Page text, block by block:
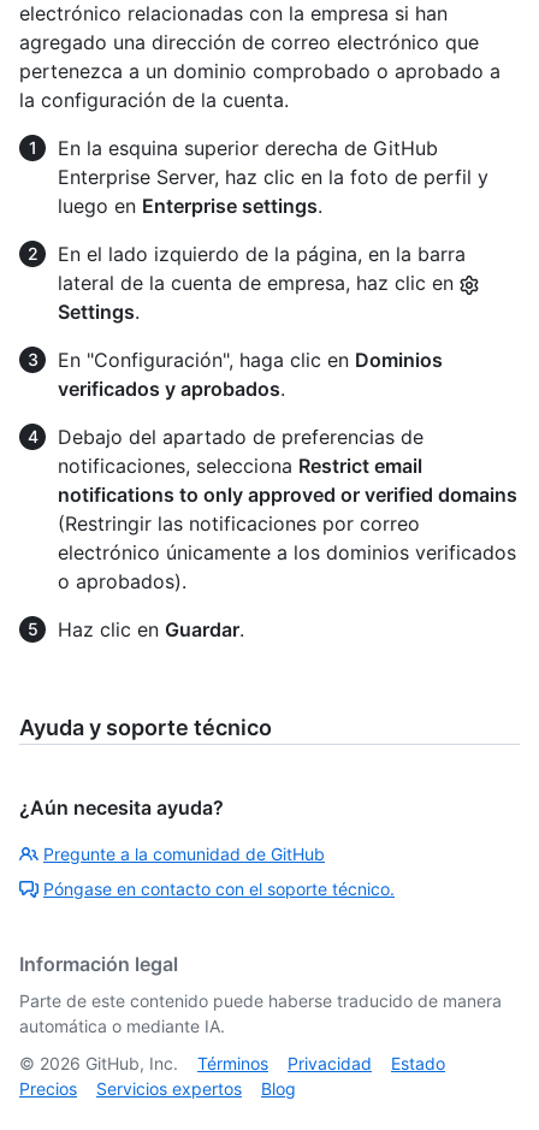
electrónico relacionadas con la empresa si han
agregado una dirección de correo electrónico que
pertenezca a un dominio comprobado o aprobado a
la configuración de la cuenta.
En la esquina superior derecha de GitHub
Enterprise Server, haz clic en la foto de perfil y
luego en Enterprise settings.
En el lado izquierdo de la página, en la barra
lateral de la cuenta de empresa, haz clic en
Settings.
En "Configuración", haga clic en Dominios
verificados y aprobados.
Debajo del apartado de preferencias de
notificaciones, selecciona Restrict email
notifications to only approved or verified domains
(Restringir las notificaciones por correo
electrónico únicamente a los dominios verificados
o aprobados).
Haz clic en Guardar.
Ayuda y soporte técnico
¿Aún necesita ayuda?
Pregunte a la comunidad de GitHub
Póngase en contacto con el soporte técnico.
Información legal
Parte de este contenido puede haberse traducido de manera
automática o mediante IA.
© 2026 GitHub, Inc. Términos Privacidad
Estado
Precios
Servicios expertos Blog